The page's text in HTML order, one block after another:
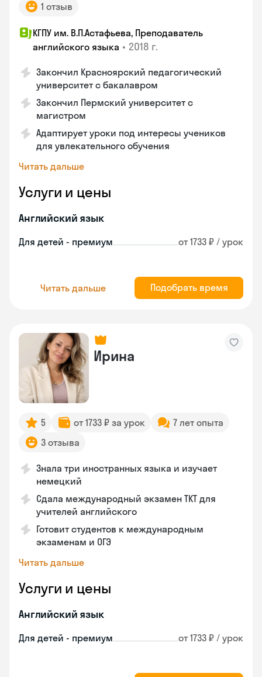
1 отзыв
КГПУ им. В.П.Астафьева, Преподаватель
английского языка • 2018 г.
Закончил Красноярский педагогический
университет с бакалавром
Закончил Пермский университет с
магистром
Адаптирует уроки под интересы учеников
для увлекательного обучения
Читать дальше
Услуги и цены
Английский язык
Для детей - премиум от 1733 ₽ / урок
Читать дальше Подобрать время
Ирина
5 от 1733 ₽ за урок
7 лет опыта
3 отзыва
Знала три иностранных языка и изучает
немецкий
Сдала международный экзамен TKT для
учителей английского
Готовит студентов к международным
экзаменам и ОГЭ
Читать дальше
Услуги и цены
Английский язык
Для детей - премиум от 1733 ₽ / урок